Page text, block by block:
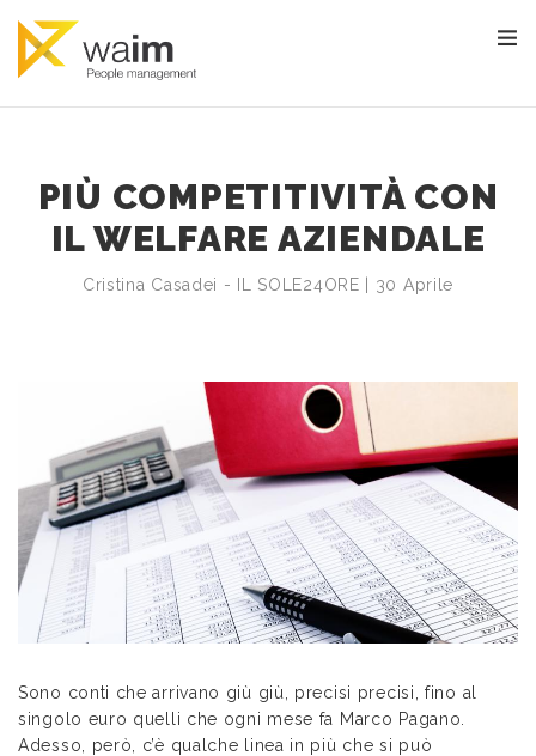
PIÙ COMPETITIVITÀ CON
IL WELFARE AZIENDALE
Cristina Casadei - IL SOLE24ORE | 30 Aprile
Sono conti che arrivano giù giù, precisi precisi, fino al
singolo euro quelli che ogni mese fa Marco Pagano.
Adesso, però, c’è qualche linea in più che si può